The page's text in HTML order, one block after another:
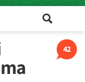
42